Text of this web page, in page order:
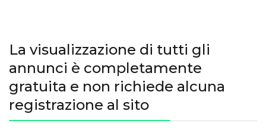
La visualizzazione di tutti gli
annunci è completamente
gratuita e non richiede alcuna
registrazione al sito